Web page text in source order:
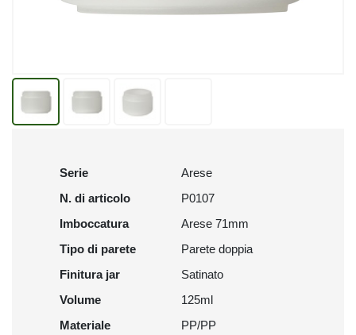
Serie
Arese
N. di articolo
P0107
Imboccatura
Arese 71mm
Tipo di parete
Parete doppia
Finitura jar
Satinato
Volume
125ml
Materiale
PP/PP